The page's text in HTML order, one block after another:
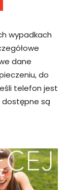
wypadkach
dane
do
telefon jest
dostępne są